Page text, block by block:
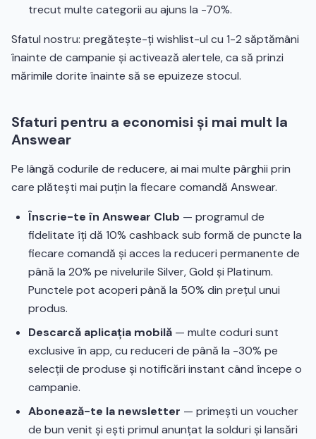
trecut multe categorii au ajuns la -70%.
Sfatul nostru: pregătește-ți wishlist-ul cu 1-2 săptămâni
înainte de campanie și activează alertele, ca să prinzi
mărimile dorite înainte să se epuizeze stocul.
Sfaturi pentru a economisi și mai mult la
Answear
Pe lângă codurile de reducere, ai mai multe pârghii prin
care plătești mai puțin la fiecare comandă Answear.
Înscrie-te în Answear Club — programul de
fidelitate îți dă 10% cashback sub formă de puncte la
fiecare comandă și acces la reduceri permanente de
până la 20% pe nivelurile Silver, Gold și Platinum.
Punctele pot acoperi până la 50% din prețul unui
produs.
Descarcă aplicația mobilă — multe coduri sunt
exclusive în app, cu reduceri de până la -30% pe
selecții de produse și notificări instant când începe o
campanie.
Abonează-te la newsletter — primești un voucher
de bun venit și ești primul anunțat la solduri și lansări